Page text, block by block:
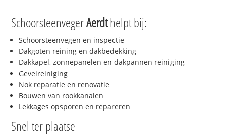
SchoorsteenvegerAerdthelpt bij:
Schoorsteenvegen en inspectie
Dakgoten reining en dakbedekking
Dakkapel, zonnepanelen en dakpannen reiniging
Gevelreiniging
Nok reparatie en renovatie
Bouwen van rookkanalen
Lekkages opsporen en repareren
Snel ter plaatse